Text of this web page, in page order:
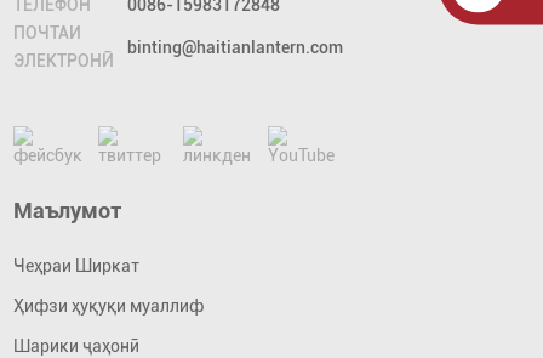
ТЕЛЕФОН
0086-15983172848
ПОЧТАИ
ЭЛЕКТРОНӢ
binting@haitianlantern.com
Маълумот
Чеҳраи Ширкат
Ҳифзи ҳуқуқи муаллиф
Шарики ҷаҳонӣ